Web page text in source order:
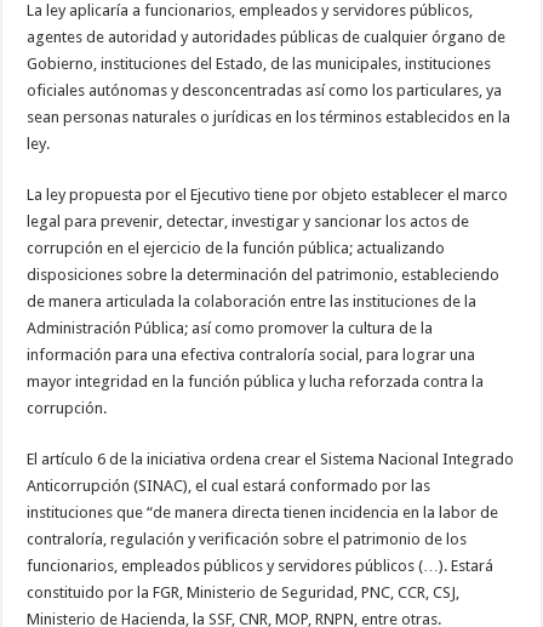
La ley aplicaría a funcionarios, empleados y servidores públicos,
agentes de autoridad y autoridades públicas de cualquier órgano de
Gobierno, instituciones del Estado, de las municipales, instituciones
oficiales autónomas y desconcentradas así como los particulares, ya
sean personas naturales o jurídicas en los términos establecidos en la
ley.
La ley propuesta por el Ejecutivo tiene por objeto establecer el marco
legal para prevenir, detectar, investigar y sancionar los actos de
corrupción en el ejercicio de la función pública; actualizando
disposiciones sobre la determinación del patrimonio, estableciendo
de manera articulada la colaboración entre las instituciones de la
Administración Pública; así como promover la cultura de la
información para una efectiva contraloría social, para lograr una
mayor integridad en la función pública y lucha reforzada contra la
corrupción.
El artículo 6 de la iniciativa ordena crear el Sistema Nacional Integrado
Anticorrupción (SINAC), el cual estará conformado por las
instituciones que “de manera directa tienen incidencia en la labor de
contraloría, regulación y verificación sobre el patrimonio de los
funcionarios, empleados públicos y servidores públicos (…). Estará
constituido por la FGR, Ministerio de Seguridad, PNC, CCR, CSJ,
Ministerio de Hacienda, la SSF, CNR, MOP, RNPN, entre otras.